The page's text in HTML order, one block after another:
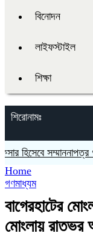
বিনোদন
লাইফস্টাইল
শিক্ষা
শিরোনামঃ
হিসেবে সম্মাননাপত্র
Home
গণমাধ্যম
বাগেরহাটের
মোংলায়